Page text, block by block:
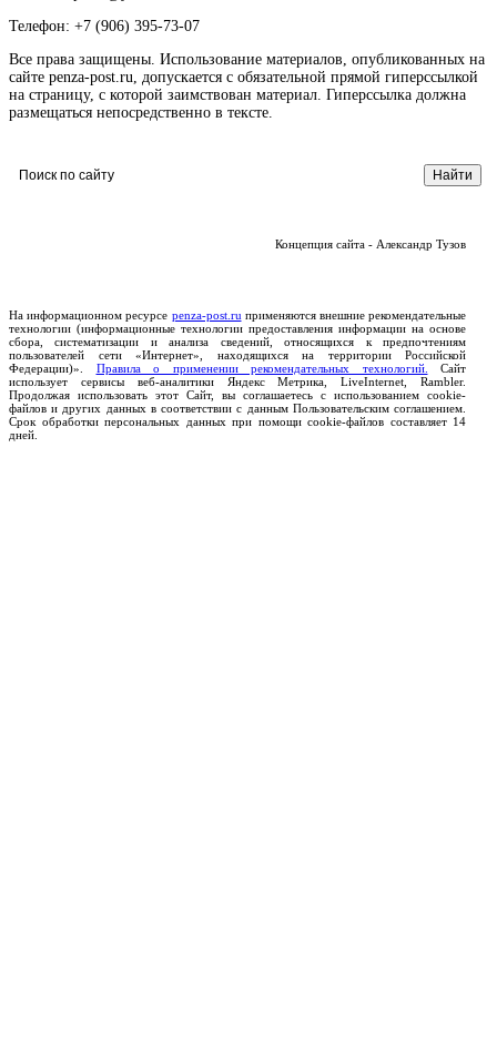
Телефон: +7 (906) 395-73-07
Все права защищены. Использование материалов, опубликованных на
сайте penza-post.ru, допускается с обязательной прямой гиперссылкой
на страницу, с которой заимствован материал. Гиперссылка должна
размещаться непосредственно в тексте.
Концепция сайта - Александр Тузов
На информационном ресурсе penza-post.ru применяются внешние рекомендательные
технологии (информационные технологии предоставления информации на основе
сбора, систематизации и анализа сведений, относящихся к предпочтениям
пользователей сети «Интернет», находящихся на территории Российской
Федерации)». Правила о применении рекомендательных технологий.
Сайт
использует сервисы веб-аналитики Яндекс Метрика, LiveInternet, Rambler.
Продолжая использовать этот Сайт, вы соглашаетесь с использованием cookie-
файлов и других данных в соответствии с данным Пользовательским соглашением.
Срок обработки персональных данных при помощи cookie-файлов составляет 14
дней.